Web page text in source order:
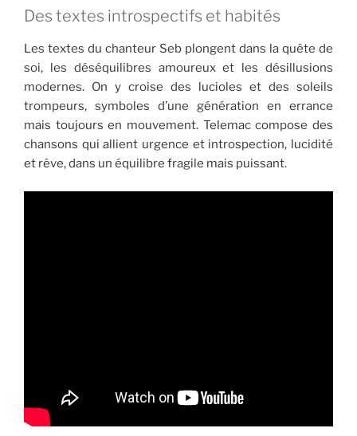
Des textes introspectifs et habités
Les textes du chanteur Seb plongent dans la quête de
soi, les déséquilibres amoureux et les désillusions
modernes. On y croise des lucioles et des soleils
trompeurs, symboles d’une génération en errance
mais toujours en mouvement. Telemac compose des
chansons qui allient urgence et introspection, lucidité
et rêve, dans un équilibre fragile mais puissant.